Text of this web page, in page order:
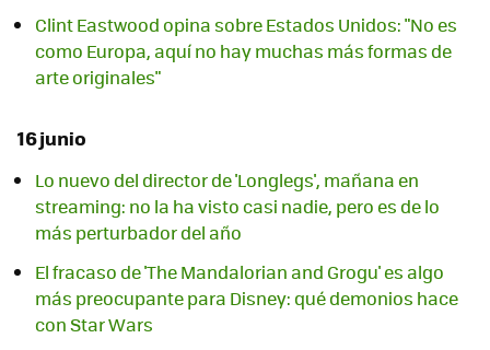
Clint Eastwood opina sobre Estados Unidos: "No es
como Europa, aquí no hay muchas más formas de
arte originales"
16 junio
Lo nuevo del director de 'Longlegs', mañana en
streaming: no la ha visto casi nadie, pero es de lo
más perturbador del año
El fracaso de 'The Mandalorian and Grogu' es algo
más preocupante para Disney: qué demonios hace
con Star Wars